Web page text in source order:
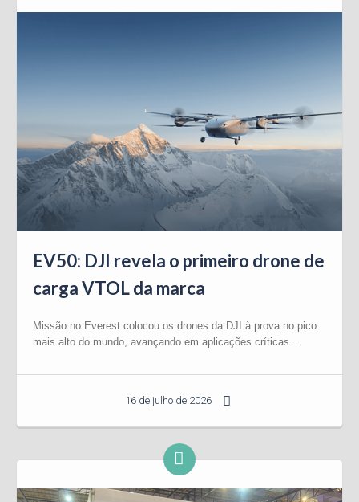
EV50: DJI revela o primeiro drone de
carga VTOL da marca
Missão no Everest colocou os drones da DJI à prova no pico
mais alto do mundo, avançando em aplicações críticas...
16 de julho de 2026